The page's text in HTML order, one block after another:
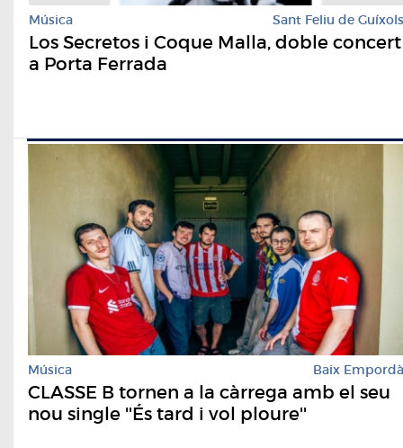
Música Sant Feliu de Guíxols
Los Secretos i Coque Malla, doble concert
a Porta Ferrada
Música Baix Empordà
CLASSE B tornen a la càrrega amb el seu
nou single ''És tard i vol ploure''